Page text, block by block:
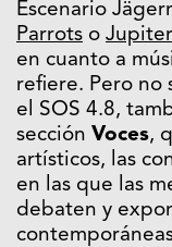
Escenario
Parrots o
en cuanto a
refiere. Pero no
el SOS 4.8,
sección Voces,
artísticos, las
en las que las
debaten y